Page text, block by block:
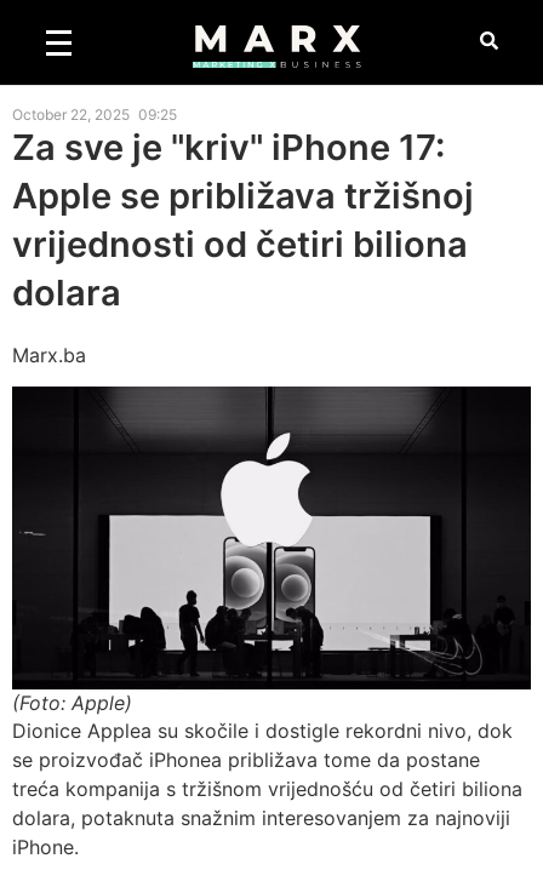
October 22, 2025 09:25
Za sve je "kriv" iPhone 17:
Apple se približava tržišnoj
vrijednosti od četiri biliona
dolara
Marx.ba
(Foto: Apple)
Dionice Applea su skočile i dostigle rekordni nivo, dok
se proizvođač iPhonea približava tome da postane
treća kompanija s tržišnom vrijednošću od četiri biliona
dolara, potaknuta snažnim interesovanjem za najnoviji
iPhone.